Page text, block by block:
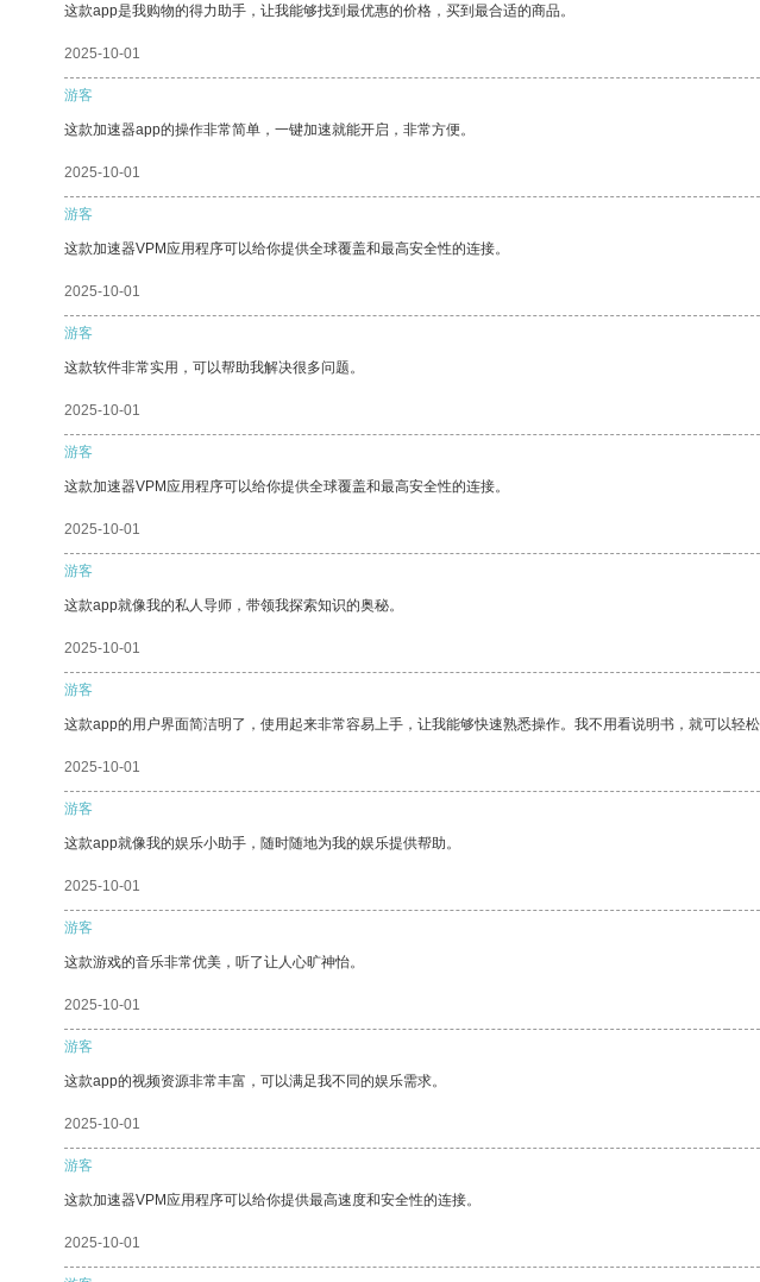
这款app是我购物的得力助手，让我能够找到最优惠的价格，买到最合适的商品。
2025-10-01
游客
这款加速器app的操作非常简单，一键加速就能开启，非常方便。
2025-10-01
游客
这款加速器VPM应用程序可以给你提供全球覆盖和最高安全性的连接。
2025-10-01
游客
这款软件非常实用，可以帮助我解决很多问题。
2025-10-01
游客
这款加速器VPM应用程序可以给你提供全球覆盖和最高安全性的连接。
2025-10-01
游客
这款app就像我的私人导师，带领我探索知识的奥秘。
2025-10-01
游客
这款app的用户界面简洁明了，使用起来非常容易上手，让我能够快速熟悉操作。我不用看说明书，就可以轻松
2025-10-01
游客
这款app就像我的娱乐小助手，随时随地为我的娱乐提供帮助。
2025-10-01
游客
这款游戏的音乐非常优美，听了让人心旷神怡。
2025-10-01
游客
这款app的视频资源非常丰富，可以满足我不同的娱乐需求。
2025-10-01
游客
这款加速器VPM应用程序可以给你提供最高速度和安全性的连接。
2025-10-01